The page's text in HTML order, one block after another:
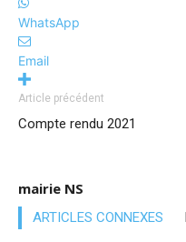
WhatsApp
Email
Article précédent
Compte rendu 2021
mairie NS
ARTICLES CONNEXES